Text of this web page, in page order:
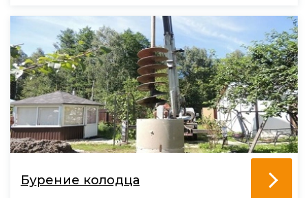
Бурение колодца